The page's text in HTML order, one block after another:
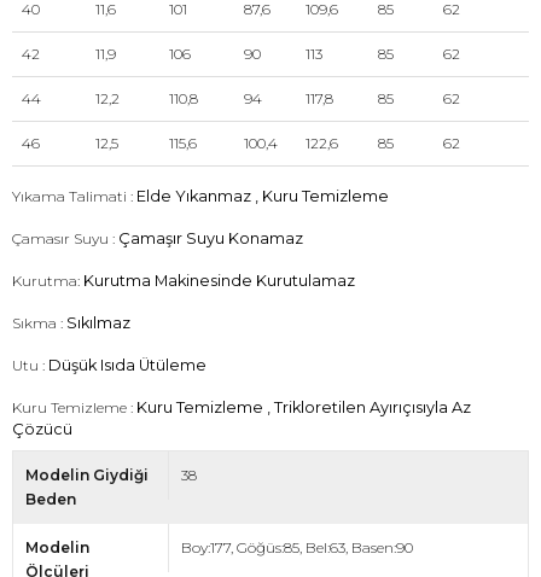
40 11,6 101 87,6 109,6 85 62
42 11,9 106 90 113 85 62
44 12,2 110,8 94 117,8 85 62
46 12,5 115,6 100,4 122,6 85 62
Yıkama Talimati : Elde Yıkanmaz , Kuru Temizleme
Çamasır Suyu : Çamaşır Suyu Konamaz
Kurutma: Kurutma Makinesinde Kurutulamaz
Sıkma : Sıkılmaz
Utu : Düşük Isıda Ütüleme
Kuru Temizleme : Kuru Temizleme , Trikloretilen Ayırıçısıyla Az
Çözücü
Modelin Giydiği
Beden
38
Modelin
Ölcüleri
Boy:177, Göğüs:85, Bel:63, Basen:90